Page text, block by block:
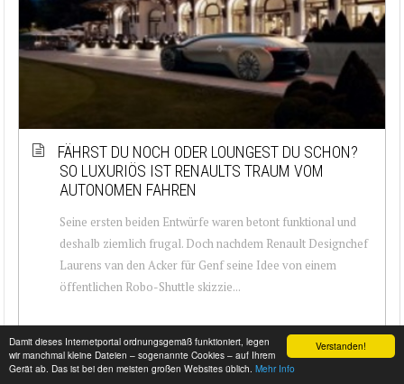
Verstanden!
Damit dieses Internetportal ordnungsgemäß funktioniert, legen
wir manchmal kleine Dateien – sogenannte Cookies – auf Ihrem
Gerät ab. Das ist bei den meisten großen Websites üblich. Mehr Info
FÄHRST DU NOCH ODER LOUNGEST DU SCHON?
SO LUXURIÖS IST RENAULTS TRAUM VOM
AUTONOMEN FAHREN
Seine ersten beiden Entwürfe waren betont funktional und
deshalb ziemlich frugal. Doch nachdem Renault Designchef
Laurens van den Acker für Genf seine Idee von einem
öffentlichen Robo-Shuttle skizzie...